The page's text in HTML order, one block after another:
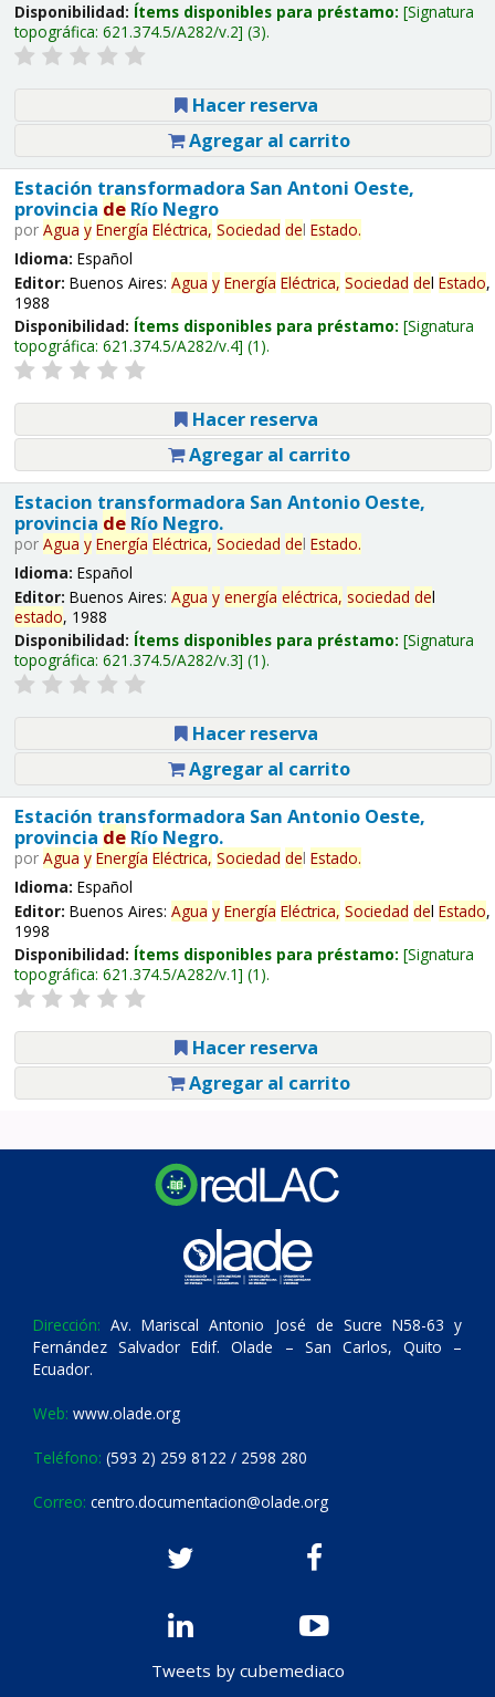
Disponibilidad: Ítems disponibles para préstamo: Signatura
topográfica: 621.374.5/A282/v.2 (3).
Hacer reserva
Agregar al carrito
Estación transformadora San Antoni Oeste,
provincia deRío Negro
por Agua y Energía Eléctrica, Sociedad del Estado.
Idioma: Español
Editor: Buenos Aires: Agua y Energía Eléctrica, Sociedad del Estado,
1988
Disponibilidad: Ítems disponibles para préstamo: Signatura
topográfica: 621.374.5/A282/v.4 (1).
Hacer reserva
Agregar al carrito
Estacion transformadora San Antonio Oeste,
provincia deRío Negro.
por Agua y Energía Eléctrica, Sociedad del Estado.
Idioma: Español
Editor: Buenos Aires: Agua y energía eléctrica, sociedad del
estado, 1988
Disponibilidad: Ítems disponibles para préstamo: Signatura
topográfica: 621.374.5/A282/v.3 (1).
Hacer reserva
Agregar al carrito
Estación transformadora San Antonio Oeste,
provincia deRío Negro.
por Agua y Energía Eléctrica, Sociedad del Estado.
Idioma: Español
Editor: Buenos Aires: Agua y Energía Eléctrica, Sociedad del Estado,
1998
Disponibilidad: Ítems disponibles para préstamo: Signatura
topográfica: 621.374.5/A282/v.1 (1).
Hacer reserva
Agregar al carrito
Dirección: Av. Mariscal Antonio José de Sucre N58-63 y
Fernández Salvador Edif. Olade – San Carlos, Quito –
Ecuador.
Web: www.olade.org
Teléfono: (593 2) 259 8122 / 2598 280
Correo: centro.documentacion@olade.org
Tweets by cubemediaco